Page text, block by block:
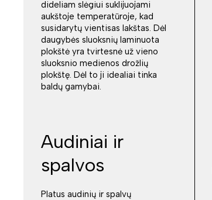
dideliam slėgiui suklijuojami
aukštoje temperatūroje, kad
susidarytų vientisas lakštas. Dėl
daugybės sluoksnių laminuota
plokštė yra tvirtesnė už vieno
sluoksnio medienos drožlių
plokštę. Dėl to ji idealiai tinka
baldų gamybai.
Audiniai ir
spalvos
Platus audinių ir spalvų